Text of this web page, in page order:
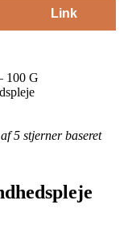
Link
100 G
5 stjerner baseret